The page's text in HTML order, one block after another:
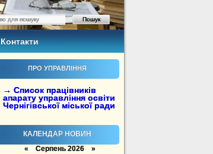
Контакти
ПРО УПРАВЛІННЯ
→ Список працівників
апарату управління освіти
Чернігівської міської ради
КАЛЕНДАР НОВИН
« Серпень 2026 »